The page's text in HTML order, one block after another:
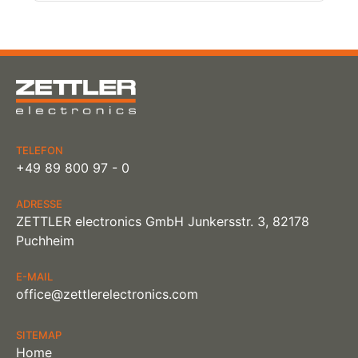
TELEFON
+49 89 800 97 - 0
ADRESSE
ZETTLER electronics GmbH Junkersstr. 3, 82178
Puchheim
E-MAIL
office@zettlerelectronics.com
SITEMAP
Home